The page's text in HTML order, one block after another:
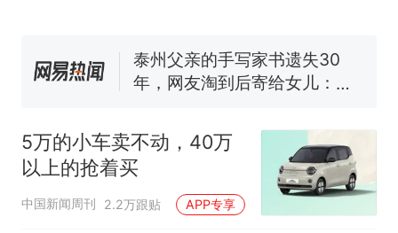
泰州父亲的手写家书遗失30
年，网友淘到后寄给女儿：花
全部作废，公平么？
5万的小车卖不动，40万
以上的抢着买
中国新闻周刊 2.2万跟贴 APP专享